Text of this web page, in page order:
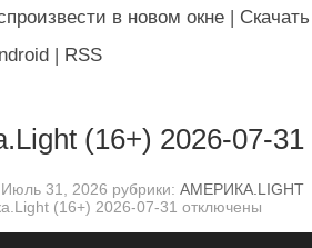
в новом окне | Скачать
| RSS
(16+) 2026-07-31
31, 2026 рубрики: АМЕРИКА.LIGHT
(16+) 2026-07-31 отключены